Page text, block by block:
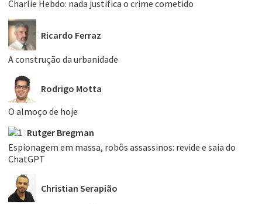
Charlie Hebdo: nada justifica o crime cometido
Ricardo Ferraz
A construção da urbanidade
Rodrigo Motta
O almoço de hoje
Rutger Bregman
Espionagem em massa, robôs assassinos: revide e saia do
ChatGPT
Christian Serapião